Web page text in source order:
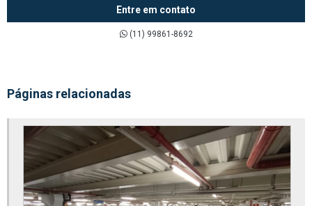
Pintura com tinta epóxi
Pintura com tinta epoxi piso
Pintura com tinta poliuretano
Pintura com tinta pu
Entre em contato
(11) 99861-8692
Páginas relacionadas